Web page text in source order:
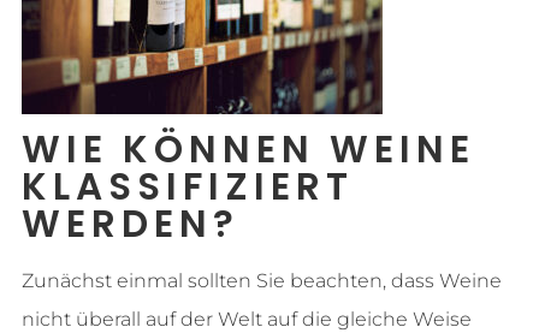
WIE KÖNNEN WEINE
KLASSIFIZIERT
WERDEN?
Zunächst einmal sollten Sie beachten, dass Weine
nicht überall auf der Welt auf die gleiche Weise